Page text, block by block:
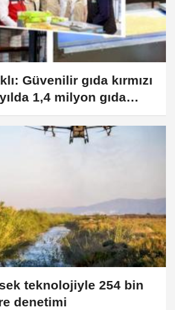
Güvenilir gıda kırmızı
1,4 milyon gıda
teknolojiyle 254 bin
denetimi